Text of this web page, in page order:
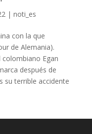
| noti_es
con la que
de Alemania).
Egan
después de
su terrible accidente